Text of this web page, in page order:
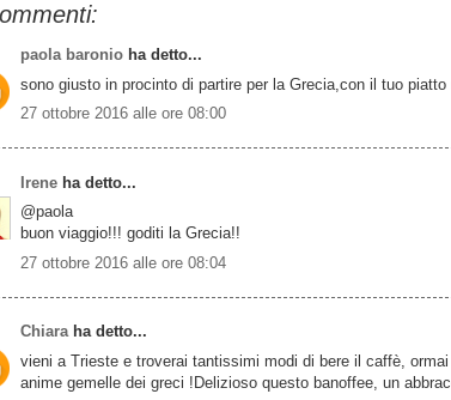
paola baronio ha detto...
sono giusto in procinto di partire per la Grecia,con il tuo
27 ottobre 2016 alle ore 08:00
Irene ha detto...
@paola
buon viaggio!!! goditi la Grecia!!
27 ottobre 2016 alle ore 08:04
Chiara ha detto...
vieni a Trieste e troverai tantissimi modi di bere il caffè,
anime gemelle dei greci !Delizioso questo banoffee, un